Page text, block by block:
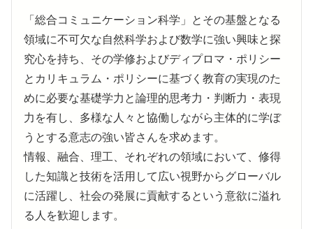
「総合コミュニケーション科学」とその基盤となる
領域に不可欠な自然科学および数学に強い興味と探
究心を持ち、その学修およびディプロマ・ポリシー
とカリキュラム・ポリシーに基づく教育の実現のた
めに必要な基礎学力と論理的思考力・判断力・表現
力を有し、多様な人々と協働しながら主体的に学ぼ
うとする意志の強い皆さんを求めます。
情報、融合、理工、それぞれの領域において、修得
した知識と技術を活用して広い視野からグローバル
に活躍し、社会の発展に貢献するという意欲に溢れ
る人を歓迎します。